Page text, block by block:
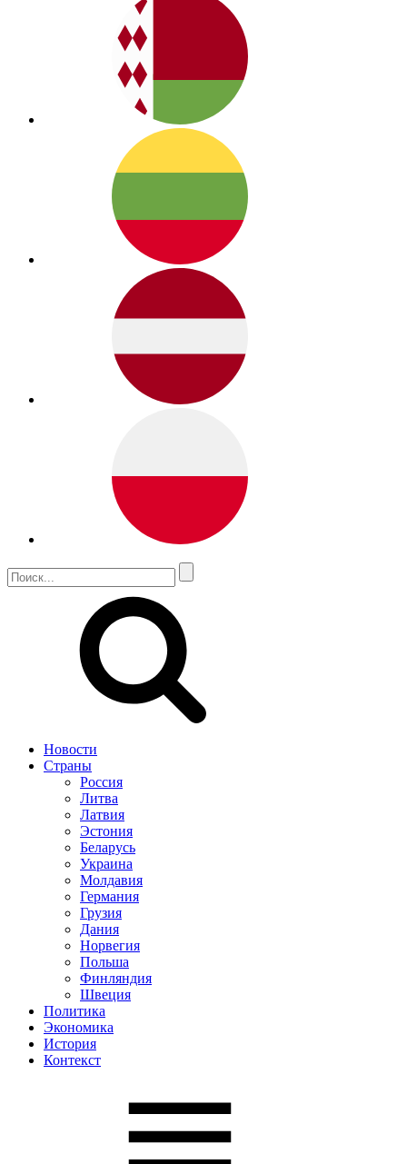
Новости
Страны
Россия
Литва
Латвия
Эстония
Беларусь
Украина
Молдавия
Германия
Грузия
Дания
Норвегия
Польша
Финляндия
Швеция
Политика
Экономика
История
Контекст